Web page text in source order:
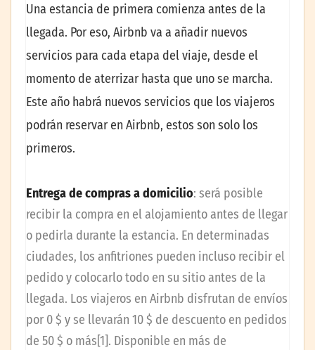
Una estancia de primera comienza antes de la
llegada. Por eso, Airbnb va a añadir nuevos
servicios para cada etapa del viaje, desde el
momento de aterrizar hasta que uno se marcha.
Este año habrá nuevos servicios que los viajeros
podrán reservar en Airbnb, estos son solo los
primeros.
Entrega de compras a domicilio: será posible
recibir la compra en el alojamiento antes de llegar
o pedirla durante la estancia. En determinadas
ciudades, los anfitriones pueden incluso recibir el
pedido y colocarlo todo en su sitio antes de la
llegada. Los viajeros en Airbnb disfrutan de envíos
por 0 $ y se llevarán 10 $ de descuento en pedidos
de 50 $ o más[1]. Disponible en más de